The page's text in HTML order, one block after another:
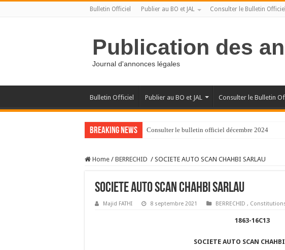
Bulletin Officiel Publier au BO et JAL Consulter le Bulletin Officiel
Publication des
Journal d'annonces légales
Bulletin Officiel Publier au BO et JAL Consulter le Bulletin
Breaking News Consulter le bulletin officiel décembre 2024
Home / BERRECHID / SOCIETE AUTO SCAN CHAHBI SARLAU
SOCIETE AUTO SCAN CHAHBI SARLAU
Majid FATHI 8 septembre 2021 BERRECHID ,
1863-16C13
SOCIETE AUTO SCAN